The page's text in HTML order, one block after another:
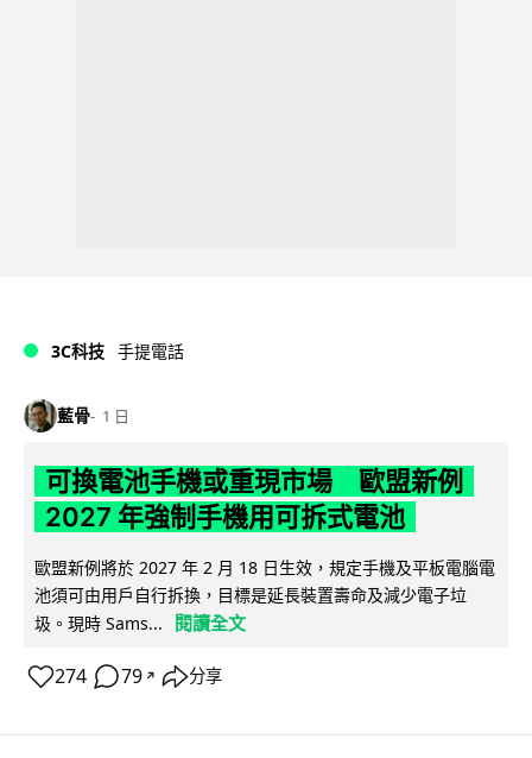
3C科技 手提電話
藍骨 1 日
可換電池手機或重現市場 歐盟新例
2027 年強制手機用可拆式電池
歐盟新例將於 2027 年 2 月 18 日生效，規定手機及平板電腦電
池須可由用戶自行拆換，目標是延長裝置壽命及減少電子垃
圾。現時 Sams...
閱讀全文
274 79 ↗ 分享